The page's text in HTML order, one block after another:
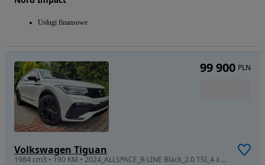
Usługi finansowe
Volkswagen Tiguan
1984 cm3 • 190 KM • 2024_ALLSPACE_R-LINE Black_2.0 TSI_4 x 4_BOGATA opcja_NISKI przebieg !
99 900 PLN